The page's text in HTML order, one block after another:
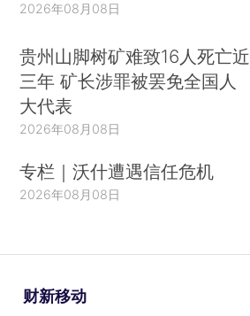
2026年08月08日
贵州山脚树矿难致16人死亡近
三年 矿长涉罪被罢免全国人
大代表
2026年08月08日
专栏｜沃什遭遇信任危机
2026年08月08日
财新移动